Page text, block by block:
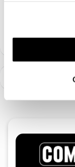
funcionalidades
funcionalidade)
(cookies de
utilização dos
como "Melhor